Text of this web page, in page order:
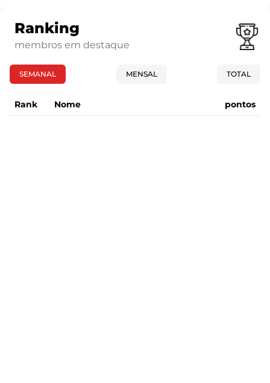
Ranking
membros em destaque
SEMANAL MENSAL TOTAL
Rank Nome pontos